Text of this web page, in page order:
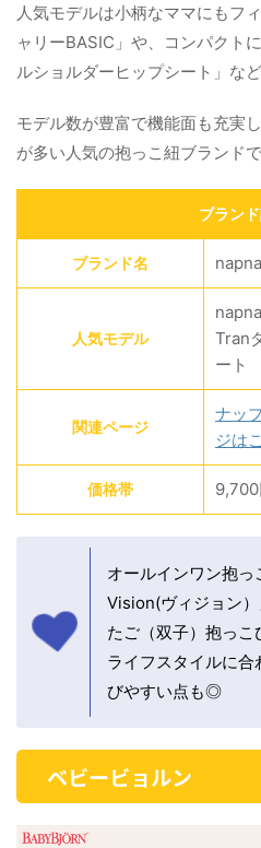
人気モデルは小柄なママにもフ
ャリーBASIC」や、コンパクト
ルショルダーヒップシート」など
モデル数が豊富で機能面も充実
が多い人気の抱っこ紐ブランドで
ブラン
ブランド名
人気モデル
Tran
ート
関連ページ
ナッ
ジは
価格帯
オールインワン抱
Vision(ヴィジョン
たご（双子）抱っこ
ライフスタイルに
びやすい点も◎
ベビービョルン